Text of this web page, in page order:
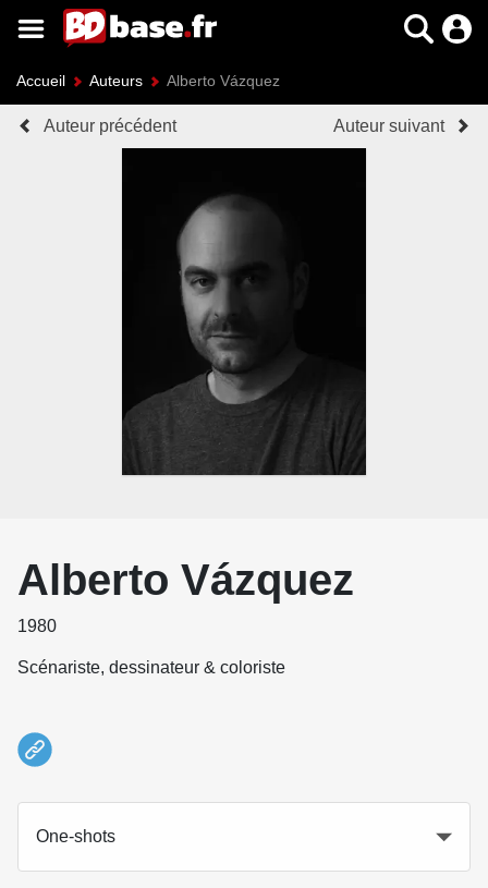
Accueil Auteurs Alberto Vázquez
Auteur précédent Auteur suivant
Alberto Vázquez
1980
Scénariste, dessinateur & coloriste
One-shots